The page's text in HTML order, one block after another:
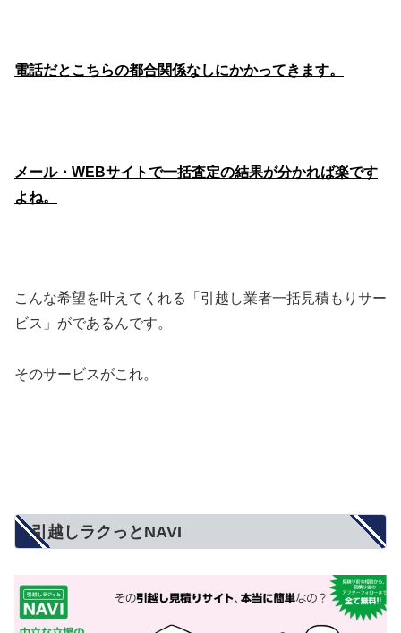
電話だとこちらの都合関係なしにかかってきます。
メール・WEBサイトで一括査定の結果が分かれば楽です
よね。
こんな希望を叶えてくれる「引越し業者一括見積もりサー
ビス」がであるんです。
そのサービスがこれ。
引越しラクっとNAVI